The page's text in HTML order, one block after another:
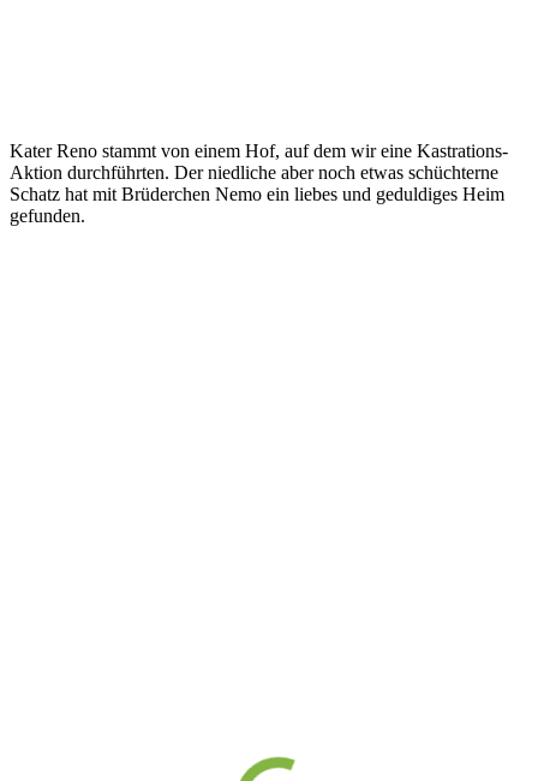
Kater Reno stammt von einem Hof, auf dem wir eine Kastrations-
Aktion durchführten. Der niedliche aber noch etwas schüchterne
Schatz hat mit Brüderchen Nemo ein liebes und geduldiges Heim
gefunden.